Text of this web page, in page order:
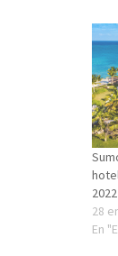
2022
28
En